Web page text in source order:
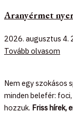
Aranyérmet
2026. augusztus 4.
Tovább olvasom
Nem egy szokásos
minden belefér:
hozzuk. Friss hírek,